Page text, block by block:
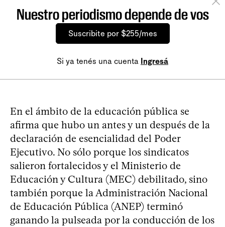
Nuestro periodismo depende de vos
Suscribite por $255/mes
Si ya tenés una cuenta Ingresá
En el ámbito de la educación pública se
afirma que hubo un antes y un después de la
declaración de esencialidad del Poder
Ejecutivo. No sólo porque los sindicatos
salieron fortalecidos y el Ministerio de
Educación y Cultura (MEC) debilitado, sino
también porque la Administración Nacional
de Educación Pública (ANEP) terminó
ganando la pulseada por la conducción de los